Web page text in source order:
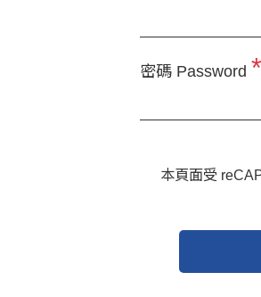
密碼 Password *
本頁面受